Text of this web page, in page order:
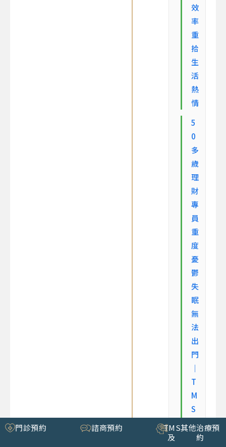
效
率
重
拾
生
活
熱
情
5
0
多
歲
理
財
專
員
重
度
憂
鬱
失
眠
無
法
出
門
｜
T
M
S
治
療
門診預約 諮商預約
TMS
及
其他治療預
約